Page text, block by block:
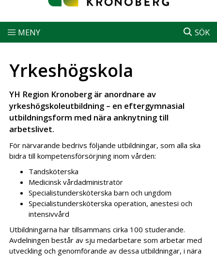
MENY SÖK
Yrkeshögskola
YH Region Kronoberg är anordnare av
yrkeshögskoleutbildning – en eftergymnasial
utbildningsform med nära anknytning till
arbetslivet.
För närvarande bedrivs följande utbildningar, som alla ska
bidra till kompetensförsörjning inom vården:
Tandsköterska
Medicinsk vårdadministratör
Specialistundersköterska barn och ungdom
Specialistundersköterska operation, anestesi och
intensivvård
Utbildningarna har tillsammans cirka 100 studerande.
Avdelningen består av sju medarbetare som arbetar med
utveckling och genomförande av dessa utbildningar, i nära